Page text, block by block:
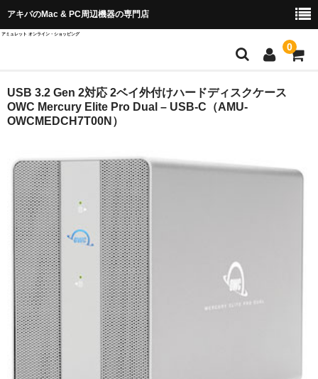
アキバのMac & PC周辺機器の専門店
アミュレット オンライン・ショッピング
0
店舗TOP
ブランド別から探す
Wise Advanced
SPARKLE
QuattroPod
Cast Go
EZCast ProAV
Compact Mate2
Archgon
USB 3.2 Gen 2対応 2ベイ外付けハードディスクケース
OWC Mercury Elite Pro Dual – USB-C（AMU-
OWCMEDCH7T00N）